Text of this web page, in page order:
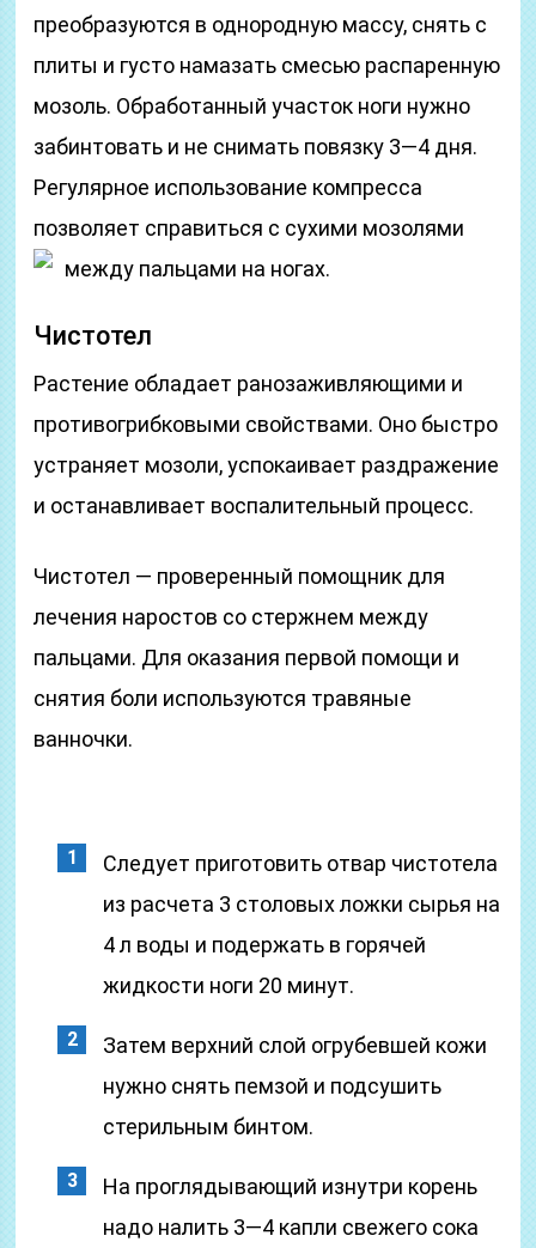
преобразуются в однородную массу, снять с
плиты и густо намазать смесью распаренную
мозоль. Обработанный участок ноги нужно
забинтовать и не снимать повязку 3—4 дня.
Регулярное использование компресса
позволяет справиться с сухими мозолями
между пальцами на ногах.
Чистотел
Растение обладает ранозаживляющими и
противогрибковыми свойствами. Оно быстро
устраняет мозоли, успокаивает раздражение
и останавливает воспалительный процесс.
Чистотел — проверенный помощник для
лечения наростов со стержнем между
пальцами. Для оказания первой помощи и
снятия боли используются травяные
ванночки.
Следует приготовить отвар чистотела
из расчета 3 столовых ложки сырья на
4 л воды и подержать в горячей
жидкости ноги 20 минут.
Затем верхний слой огрубевшей кожи
нужно снять пемзой и подсушить
стерильным бинтом.
На проглядывающий изнутри корень
надо налить 3—4 капли свежего сока